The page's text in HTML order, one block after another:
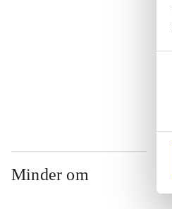
Minder om